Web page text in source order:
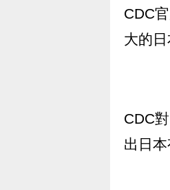
CDC
大的
CDC
出日